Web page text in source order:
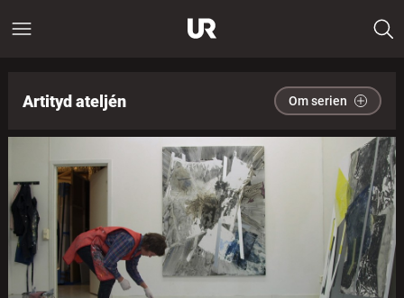
Artityd ateljén Om serien